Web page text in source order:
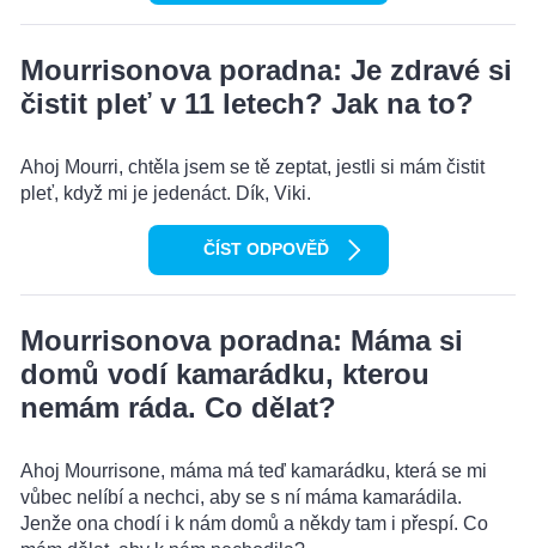
Mourrisonova poradna: Je zdravé si
čistit pleť v 11 letech? Jak na to?
Ahoj Mourri, chtěla jsem se tě zeptat, jestli si mám čistit
pleť, když mi je jedenáct. Dík, Viki.
ČÍST ODPOVĚĎ
Mourrisonova poradna: Máma si
domů vodí kamarádku, kterou
nemám ráda. Co dělat?
Ahoj Mourrisone, máma má teď kamarádku, která se mi
vůbec nelíbí a nechci, aby se s ní máma kamarádila.
Jenže ona chodí i k nám domů a někdy tam i přespí. Co